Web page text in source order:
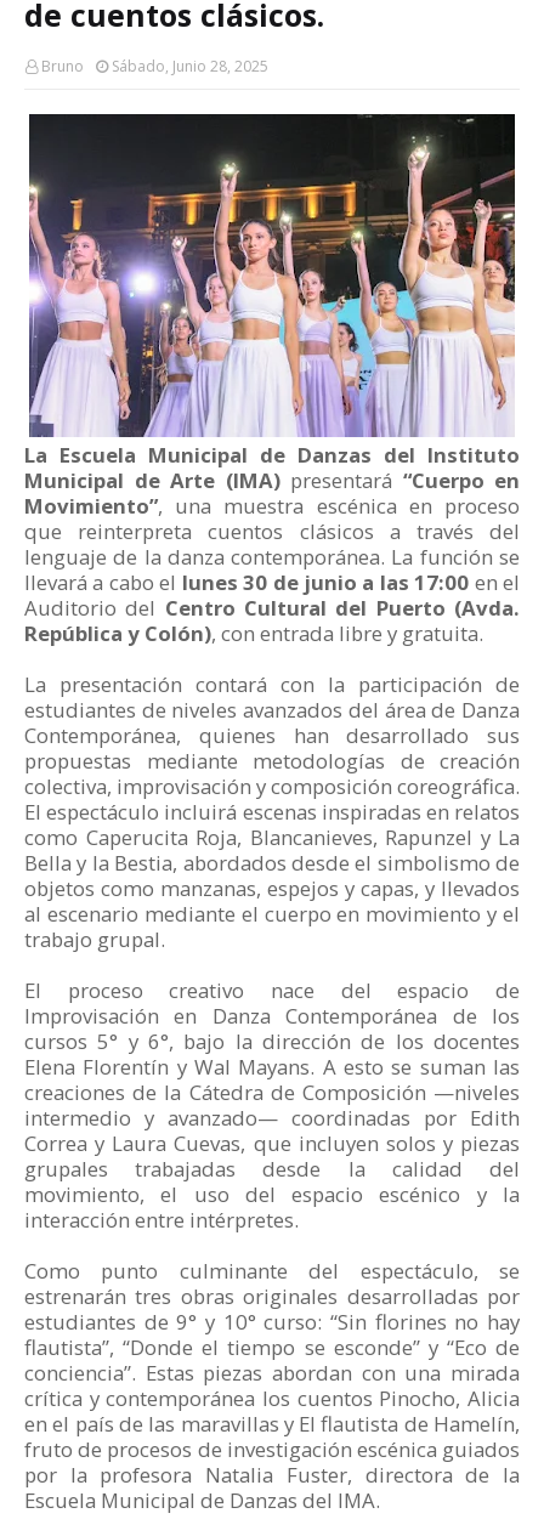
de cuentos clásicos.
Bruno Sábado, Junio 28, 2025
La Escuela Municipal de Danzas del Instituto
Municipal de Arte (IMA)presentará “Cuerpo en
Movimiento”, una muestra escénica en proceso
que reinterpreta cuentos clásicos a través del
lenguaje de la danza contemporánea. La función se
llevará a cabo el lunes 30 de junio a las 17:00 en el
Auditorio del Centro Cultural del Puerto (Avda.
República y Colón), con entrada libre y gratuita.
La presentación contará con la participación de
estudiantes de niveles avanzados del área de Danza
Contemporánea, quienes han desarrollado sus
propuestas mediante metodologías de creación
colectiva, improvisación y composición coreográfica.
El espectáculo incluirá escenas inspiradas en relatos
como Caperucita Roja, Blancanieves, Rapunzel y La
Bella y la Bestia, abordados desde el simbolismo de
objetos como manzanas, espejos y capas, y llevados
al escenario mediante el cuerpo en movimiento y el
trabajo grupal.
El proceso creativo nace del espacio de
Improvisación en Danza Contemporánea de los
cursos 5° y 6°, bajo la dirección de los docentes
Elena Florentín y Wal Mayans. A esto se suman las
creaciones de la Cátedra de Composición —niveles
intermedio y avanzado— coordinadas por Edith
Correa y Laura Cuevas, que incluyen solos y piezas
grupales trabajadas desde la calidad del
movimiento, el uso del espacio escénico y la
interacción entre intérpretes.
Como punto culminante del espectáculo, se
estrenarán tres obras originales desarrolladas por
estudiantes de 9° y 10° curso: “Sin florines no hay
flautista”, “Donde el tiempo se esconde” y “Eco de
conciencia”. Estas piezas abordan con una mirada
crítica y contemporánea los cuentos Pinocho, Alicia
en el país de las maravillas y El flautista de Hamelín,
fruto de procesos de investigación escénica guiados
por la profesora Natalia Fuster, directora de la
Escuela Municipal de Danzas del IMA.